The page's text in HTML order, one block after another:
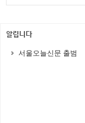
서울오늘신문 출범